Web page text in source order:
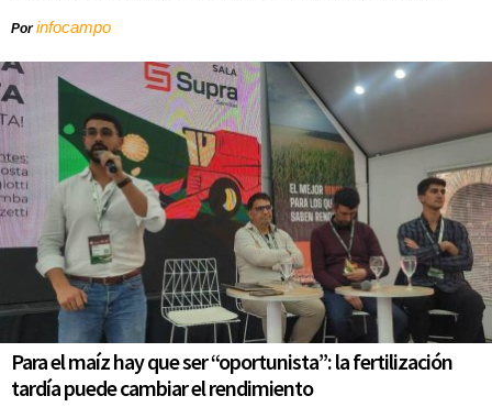
Porinfocampo
Para el maíz hay que ser “oportunista”: la fertilización
tardía puede cambiar el rendimiento